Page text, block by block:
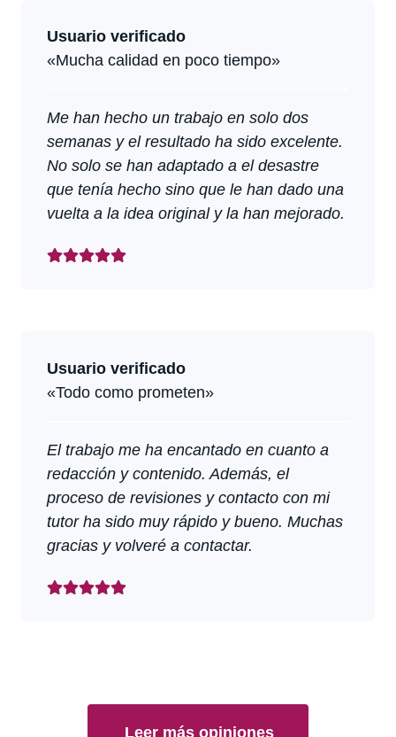
Usuario verificado
«Mucha calidad en poco tiempo»
Me han hecho un trabajo en solo dos
semanas y el resultado ha sido excelente.
No solo se han adaptado a el desastre
que tenía hecho sino que le han dado una
vuelta a la idea original y la han mejorado.
Usuario verificado
«Todo como prometen»
El trabajo me ha encantado en cuanto a
redacción y contenido. Además, el
proceso de revisiones y contacto con mi
tutor ha sido muy rápido y bueno. Muchas
gracias y volveré a contactar.
Leer más opiniones